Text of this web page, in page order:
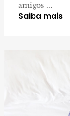
amigos ...
Saiba mais